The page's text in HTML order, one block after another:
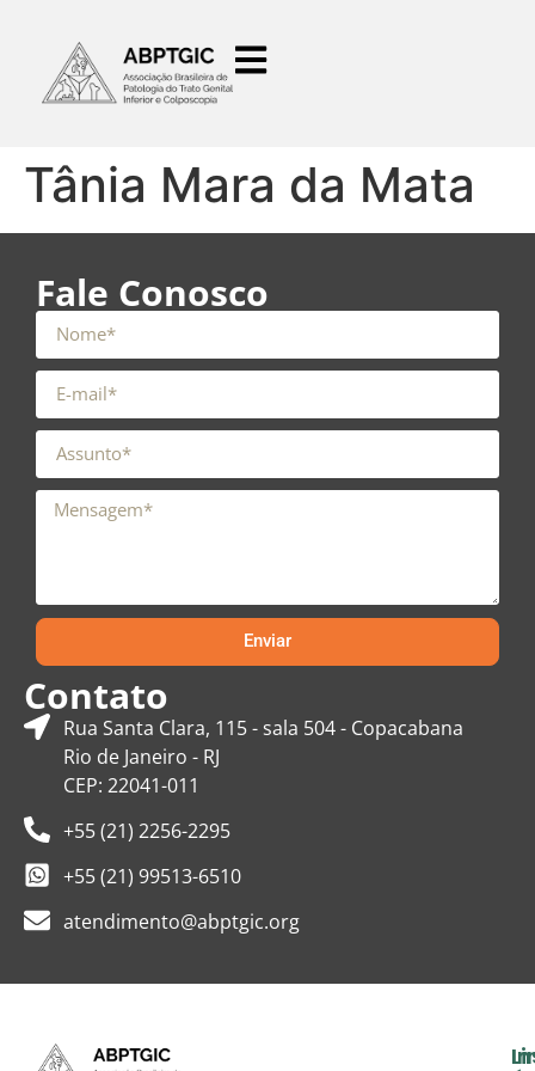
Tânia Mara da Mata
Fale Conosco
Enviar
Contato
Rua Santa Clara, 115 - sala 504 - Copacabana
Rio de Janeiro - RJ
CEP: 22041-011
+55 (21) 2256-2295
+55 (21) 99513-6510
atendimento@abptgic.org